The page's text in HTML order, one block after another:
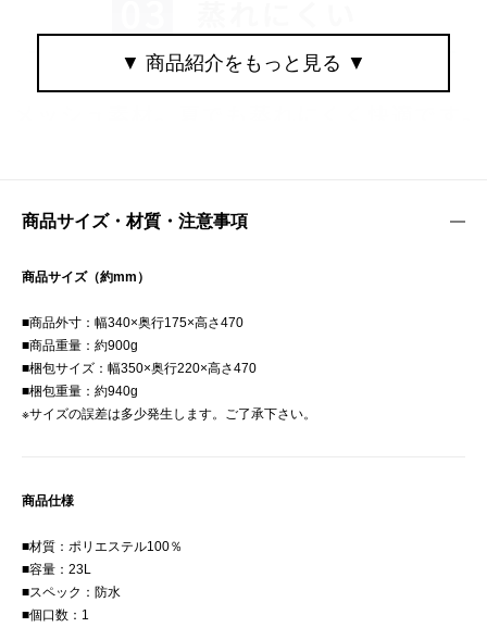
商品サイズ・材質・注意事項
商品サイズ（約mm）
■商品外寸：幅340×奥行175×高さ470
■商品重量：約900g
■梱包サイズ：幅350×奥行220×高さ470
■梱包重量：約940g
※サイズの誤差は多少発生します。ご了承下さい。
商品仕様
■材質：ポリエステル100％
■容量：23L
■スペック：防水
■個口数：1